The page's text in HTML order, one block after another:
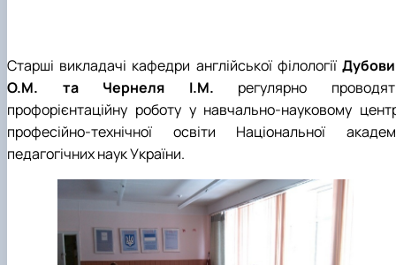
Старші викладачі кафедри англійської філології
О.М. та Чернеля І.М. регулярно
профорієнтаційну роботу у навчально-науковому
професійно-технічної освіти Національної
педагогічних наук України.